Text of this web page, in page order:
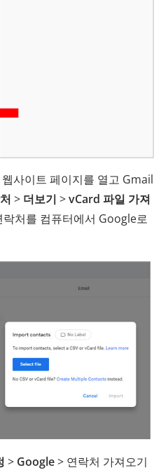
사이트 페이지를 열고 Gmail
> 더보기 >vCard 파일 가져
처를 컴퓨터에서 Google로
> Google> 연락처 가져오기